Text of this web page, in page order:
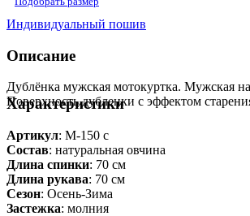
Индивидуальный пошив
Описание
Дублёнка мужская мотокуртка. Мужская
Поверхность дубленки с эффектом
Характеристики
Артикул: М-150 с
Состав: натуральная овчина
Длина спинки: 70 см
Длина рукава: 70 см
Сезон: Осень-Зима
Застежка: молния